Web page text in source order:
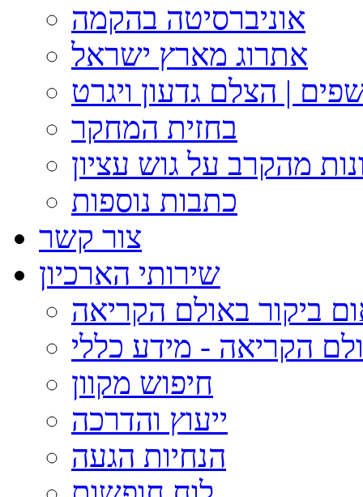
אוניברסיטה בהקמה
אתרוג מארץ ישראל
| הצלם גדעון ויגרט
בחזית המחקר
מהקרב על גוש עציון
כתבות נוספות
צור קשר
שירותי הארכיון
ביקור באולם הקריאה
הקריאה - מידע כללי
חיפוש מקוון
ייעוץ והדרכה
הנחיות הגעה